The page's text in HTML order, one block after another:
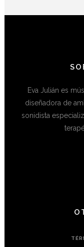
Eva Julián es
diseñadora de
sonidista